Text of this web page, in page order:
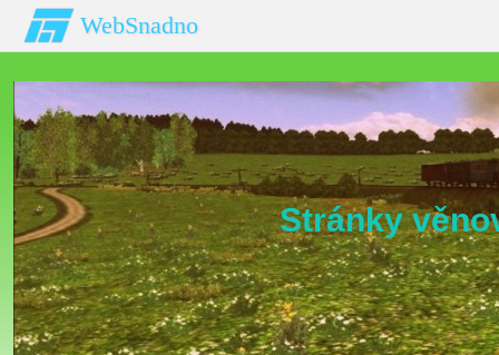
WebSnadno
Stránky